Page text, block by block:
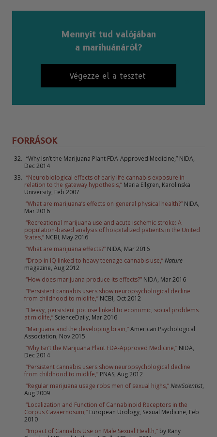
Mennyit tud valójában
a marihuánáról?
Végezze el a tesztet
FORRÁSOK
“Why Isn’t the Marijuana Plant FDA-Approved Medicine,” NIDA,
Dec 2014
“Neurobiological effects of early life cannabis exposure in
relation to the gateway hypothesis,” Maria Ellgren, Karolinska
University, Feb 2007
“What are marijuana’s effects on general physical health?”NIDA,
Mar 2016
“Recreational marijuana use and acute ischemic stroke: A
population-based analysis of hospitalized patients in the United
States,” NCBI, May 2016
“What are marijuana effects?”NIDA, Mar 2016
“Drop in IQ linked to heavy teenage cannabis use,”Nature
magazine, Aug 2012
“How does marijuana produce its effects?”NIDA, Mar 2016
“Persistent cannabis users show neuropsychological decline
from childhood to midlife,” NCBI, Oct 2012
“Heavy, persistent pot use linked to economic, social problems
at midlife,” ScienceDaily, Mar 2016
“Marijuana and the developing brain,”American Psychological
Association, Nov 2015
“Why Isn’t the Marijuana Plant FDA-Approved Medicine,”NIDA,
Dec 2014
“Persistent cannabis users show neuropsychological decline
from childhood to midlife,” PNAS, Aug 2012
“Regular marijuana usage robs men of sexual highs,”NewScientist,
Aug 2009
“Localization and Function of Cannabinoid Receptors in the
Corpus Cavaernosum,” European Urology, Sexual Medicine, Feb
2010
“Impact of Cannabis Use on Male Sexual Health,”by Rany